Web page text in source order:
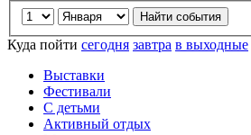
Куда пойти сегодня завтра в выходные
Выставки
Фестивали
С детьми
Активный отдых